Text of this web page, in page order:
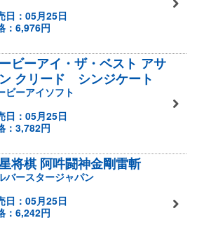
日：05月25日
：6,976円
ビーアイ・ザ・ベスト アサ
クリード シンジケート
ビーアイソフト
日：05月25日
：3,782円
将棋 阿吽闘神金剛雷斬
バースタージャパン
日：05月25日
：6,242円